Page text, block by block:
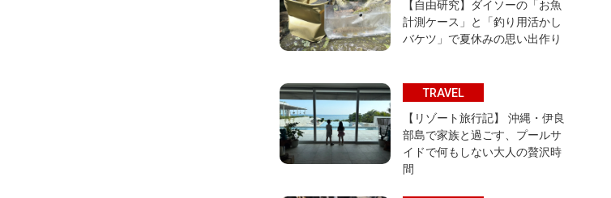
【自由研究】ダイソーの「お魚
計測ケース」と「釣り用活かし
バケツ」で夏休みの思い出作り
TRAVEL
【リゾート旅行記】 沖縄・伊良
部島で家族と過ごす、プールサ
イドで何もしない大人の贅沢時
間